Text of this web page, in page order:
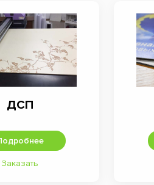
ДСП
Заказать